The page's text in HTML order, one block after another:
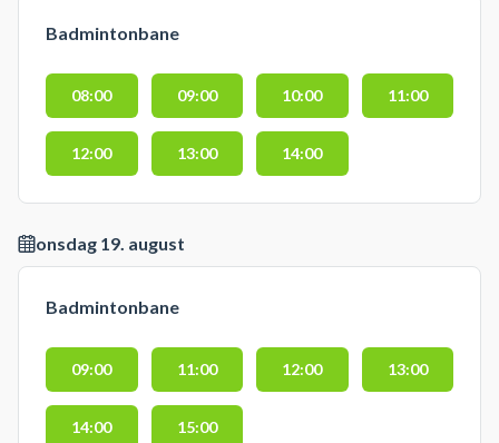
Badmintonbane
08:00 09:00 10:00 11:00
12:00 13:00 14:00
onsdag 19. august
Badmintonbane
09:00 11:00 12:00 13:00
14:00 15:00